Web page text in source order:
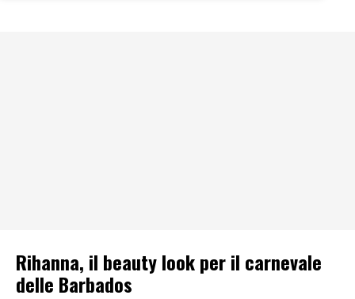
Rihanna, il beauty look per il carnevale
delle Barbados